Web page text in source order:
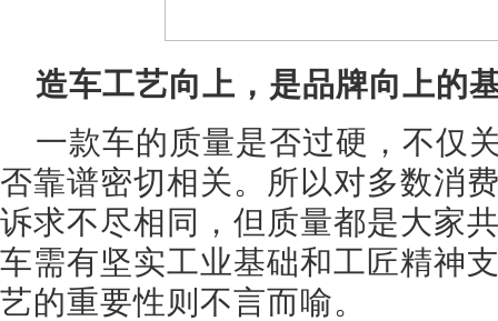
造车工艺向上，是品牌向上的
一款车的质量是否过硬，不仅
否靠谱密切相关。所以对多数消
诉求不尽相同，但质量都是大家
车需有坚实工业基础和工匠精神
艺的重要性则不言而喻。